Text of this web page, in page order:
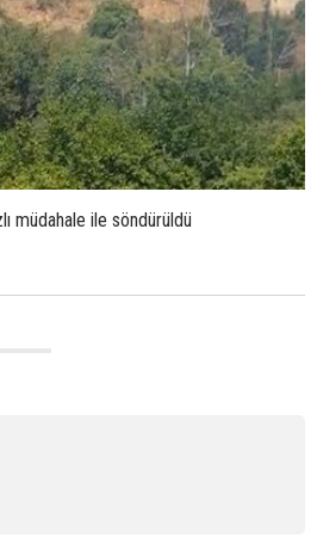
müdahale ile söndürüldü